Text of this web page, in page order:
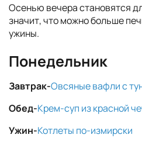
Осенью вечера становятся
значит, что можно больше
ужины.
Понедельник
Завтрак-Овсяные вафли с
Обед-Крем-суп из красной
Ужин-Котлеты по-измирски